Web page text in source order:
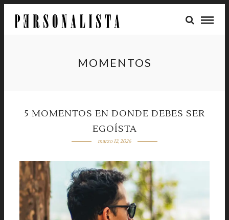
MOMENTOS
5 MOMENTOS EN DONDE DEBES SER
EGOÍSTA
marzo 12, 2026